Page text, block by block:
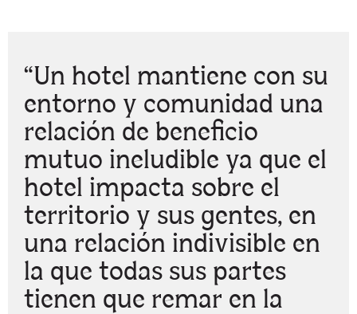
“Un hotel mantiene con su
entorno y comunidad una
relación de beneficio
mutuo ineludible ya que el
hotel impacta sobre el
territorio y sus gentes, en
una relación indivisible en
la que todas sus partes
tienen que remar en la